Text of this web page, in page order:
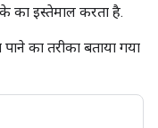
का इस्तेमाल करता है.
का तरीका बताया गया